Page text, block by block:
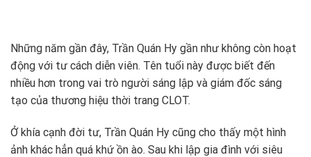
Những năm gần đây, Trần Quán Hy gần như không còn hoạt
động với tư cách diễn viên. Tên tuổi này được biết đến
nhiều hơn trong vai trò người sáng lập và giám đốc sáng
tạo của thương hiệu thời trang CLOT.
Ở khía cạnh đời tư, Trần Quán Hy cũng cho thấy một hình
ảnh khác hẳn quá khứ ồn ào. Sau khi lập gia đình với siêu